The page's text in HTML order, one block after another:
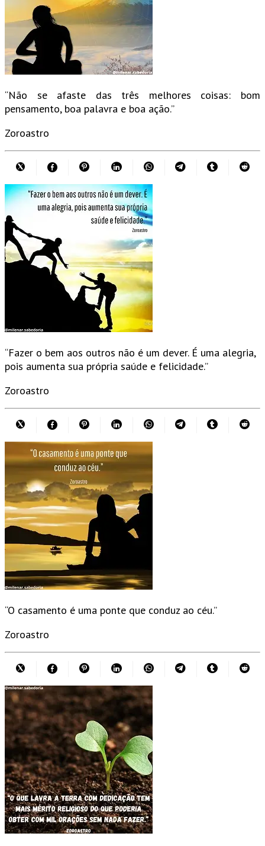
“Não se afaste das três melhores coisas: bom
pensamento, boa palavra e boa ação.”
Zoroastro
“Fazer o bem aos outros não é um dever. É uma alegria,
pois aumenta sua própria saúde e felicidade.”
Zoroastro
“O casamento é uma ponte que conduz ao céu.”
Zoroastro